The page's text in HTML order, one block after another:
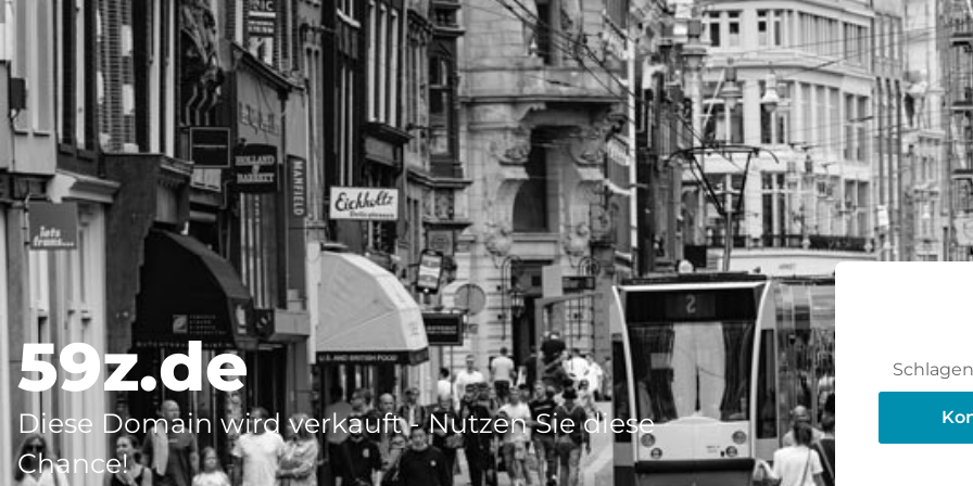
59z.de
Diese Domain wird verkauft - Nutzen Sie diese
Chance!